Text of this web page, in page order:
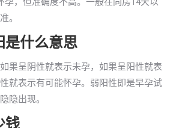
。
是什么意思
果呈阴性就表示未孕，如果呈阳性就表
就表示有可能怀孕。弱阳性即是早孕试
隐出现。
钱